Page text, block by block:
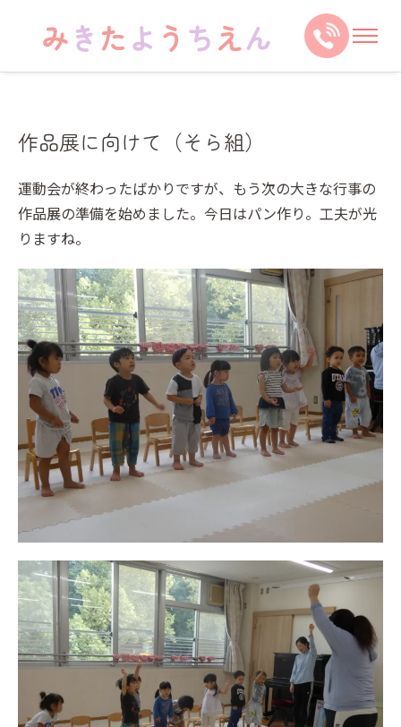
作品展に向けて（そら組）
運動会が終わったばかりですが、もう次の大きな行事の
作品展の準備を始めました。今日はパン作り。工夫が光
りますね。